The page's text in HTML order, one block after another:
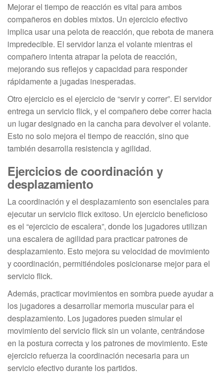
Mejorar el tiempo de reacción es vital para ambos
compañeros en dobles mixtos. Un ejercicio efectivo
implica usar una pelota de reacción, que rebota de manera
impredecible. El servidor lanza el volante mientras el
compañero intenta atrapar la pelota de reacción,
mejorando sus reflejos y capacidad para responder
rápidamente a jugadas inesperadas.
Otro ejercicio es el ejercicio de “servir y correr”. El servidor
entrega un servicio flick, y el compañero debe correr hacia
un lugar designado en la cancha para devolver el volante.
Esto no solo mejora el tiempo de reacción, sino que
también desarrolla resistencia y agilidad.
Ejercicios de coordinación y
desplazamiento
La coordinación y el desplazamiento son esenciales para
ejecutar un servicio flick exitoso. Un ejercicio beneficioso
es el “ejercicio de escalera”, donde los jugadores utilizan
una escalera de agilidad para practicar patrones de
desplazamiento. Esto mejora su velocidad de movimiento
y coordinación, permitiéndoles posicionarse mejor para el
servicio flick.
Además, practicar movimientos en sombra puede ayudar a
los jugadores a desarrollar memoria muscular para el
desplazamiento. Los jugadores pueden simular el
movimiento del servicio flick sin un volante, centrándose
en la postura correcta y los patrones de movimiento. Este
ejercicio refuerza la coordinación necesaria para un
servicio efectivo durante los partidos.